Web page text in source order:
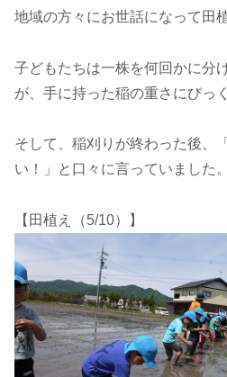
地域の方々にお世話になって田
子どもたちは一株を何回かに分
が、手に持った稲の重さにびっ
そして、稲刈りが終わった後、
い！」と口々に言っていました。
【田植え（5/10）】